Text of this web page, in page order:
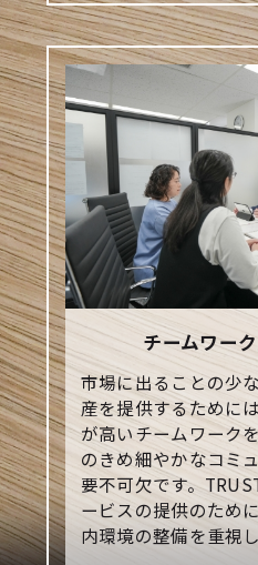
チームワー
市場に出ることの少
産を提供するために
が高いチームワーク
のきめ細やかなコミ
要不可欠です。
ービスの提供のため
内環境の整備を重視